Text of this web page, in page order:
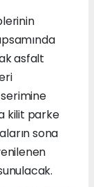
asfalt
kilit parke
sona